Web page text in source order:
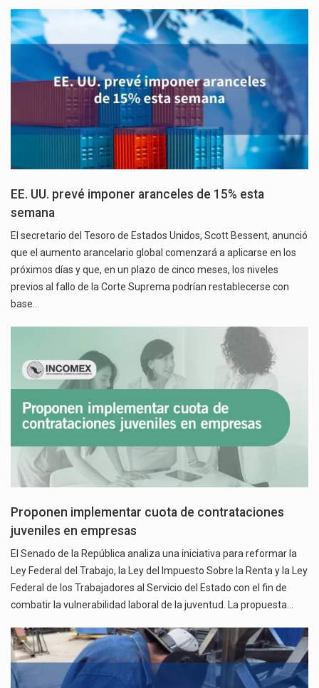
EE. UU. prevé imponer aranceles de 15% esta
semana
El secretario del Tesoro de Estados Unidos, Scott Bessent, anunció
que el aumento arancelario global comenzará a aplicarse en los
próximos días y que, en un plazo de cinco meses, los niveles
previos al fallo de la Corte Suprema podrían restablecerse con
base…
Proponen implementar cuota de contrataciones
juveniles en empresas
El Senado de la República analiza una iniciativa para reformar la
Ley Federal del Trabajo, la Ley del Impuesto Sobre la Renta y la Ley
Federal de los Trabajadores al Servicio del Estado con el fin de
combatir la vulnerabilidad laboral de la juventud. La propuesta…